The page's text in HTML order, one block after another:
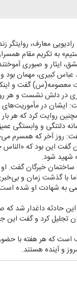
معارف،
به تكریم مقام
ایثار و صبوری
كبیری، مهمان بود
۱۳۸۷ و همزمان با ولادت
در دلش نشست و هر
ایشان در
روایت كرد كه هر
دلتنگی و وابستگی
روز آخر كه همسرم
این بود كه
شهید شود.
ساختمان خبرگان گفت.
با گذشت زمان و
به شهادت او شده
این حادثه داغدار
كرد و گفت این جنگ
كه هر هفته با
و آینده هستند.